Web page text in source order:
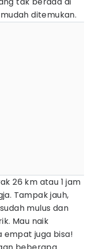
ditemukan.
26 km atau 1 jam
Tampak jauh,
mulus dan
Mau naik
empat juga bisa!